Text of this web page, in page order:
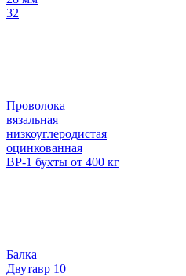
32
Проволока
вязальная
низкоуглеродистая
оцинкованная
ВР-1 бухты от 400 кг
Балка
Двутавр 10